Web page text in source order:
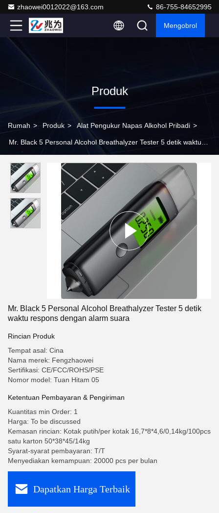
zhaowei0012022@163.com 86-755-84652995
Mengobrol
Produk
Rumah > Produk > Alat Pengukur Napas Alkohol Pribadi >
Mr. Black 5 Personal Alcohol Breathalyzer Tester 5 detik waktu
Mr. Black 5 Personal Alcohol Breathalyzer Tester 5 detik
waktu respons dengan alarm suara
Rincian Produk
Tempat asal: Cina
Nama merek: Fengzhaowei
Sertifikasi: CE/FCC/ROHS/PSE
Nomor model: Tuan Hitam 05
Ketentuan Pembayaran & Pengiriman
Kuantitas min Order: 1
Harga: To be discussed
Kemasan rincian: Kotak putih/per kotak 16,7*8*4,6/0,14kg/100pcs
satu karton 50*38*45/14kg
Syarat-syarat pembayaran: T/T
Menyediakan kemampuan: 20000 pcs per bulan
Dapatkan Harga Terbaik